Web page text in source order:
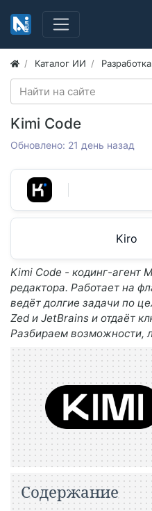
Каталог ИИ Разработка
Kimi Code
Обновлено: 21 день назад
Kiro
Kimi Code - кодинг-агент
редактора. Работает на
ведёт долгие задачи по
Zed и JetBrains и отдаёт
Разбираем возможности,
Содержание